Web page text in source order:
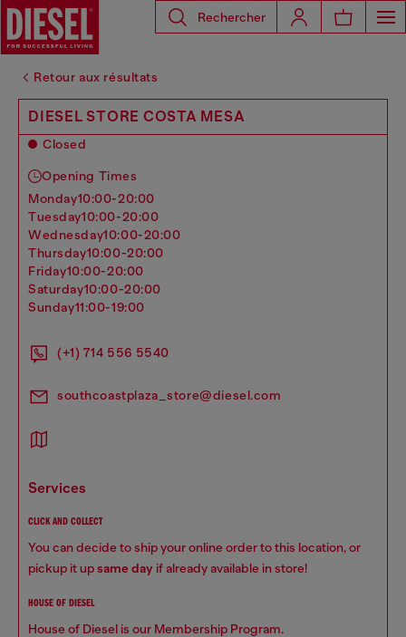
Rechercher
Retour aux résultats
DIESEL STORE COSTA MESA
Closed
Opening Times
monday10:00-20:00
tuesday10:00-20:00
wednesday10:00-20:00
thursday10:00-20:00
friday10:00-20:00
saturday10:00-20:00
sunday11:00-19:00
(+1) 714 556 5540
southcoastplaza_store@diesel.com
services
CLICK AND COLLECT
You can decide to ship your online order to this location, or
pickup it upsame day if already available in store!
HOUSE OF DIESEL
House of Diesel is our Membership Program.